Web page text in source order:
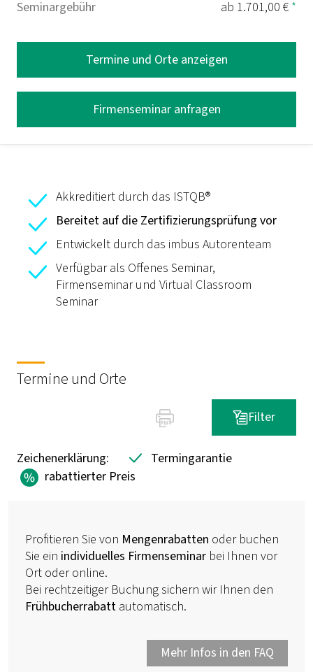
Seminargebühr
ab 1.701,00 € *
Termine und Orte anzeigen
Firmenseminar anfragen
Akkreditiert durch das ISTQB®
Bereitet auf die Zertifizierungsprüfung vor
Entwickelt durch das imbus Autorenteam
Verfügbar als Offenes Seminar,
Firmenseminar und Virtual Classroom
Seminar
Termine und Orte
Filter
Zeichenerklärung:
Termingarantie
rabattierter Preis
Profitieren Sie von Mengenrabatten oder buchen
Sie ein individuelles Firmenseminar bei Ihnen vor
Ort oder online.
Bei rechtzeitiger Buchung sichern wir Ihnen den
Frühbucherrabatt automatisch.
Mehr Infos in den FAQ